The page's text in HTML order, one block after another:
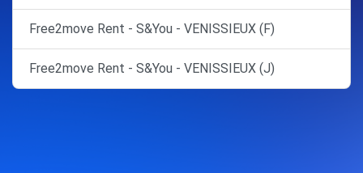
Free2move Rent - S&You - VENISSIEUX (F)
Free2move Rent - S&You - VENISSIEUX (J)